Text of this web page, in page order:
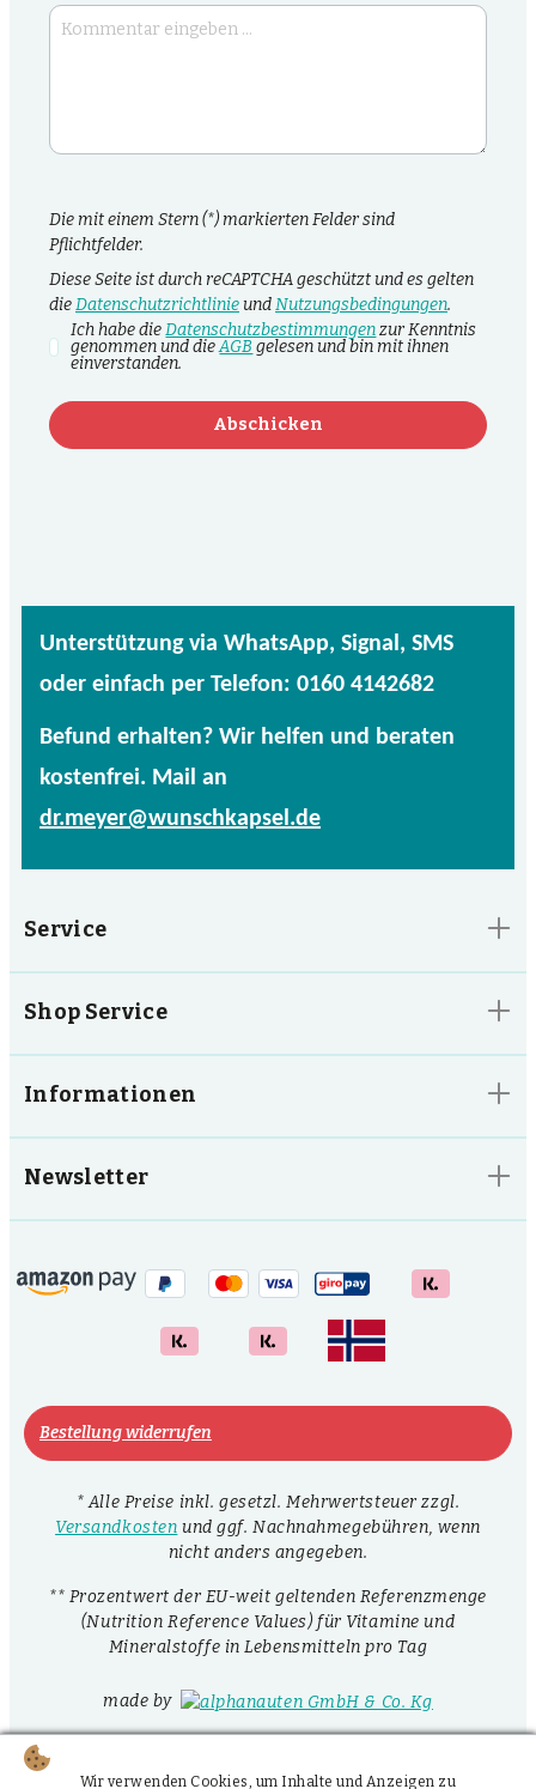
Die mit einem Stern (*) markierten Felder sind
Pflichtfelder.
Diese Seite ist durch reCAPTCHA geschützt und es gelten
dieDatenschutzrichtlinieundNutzungsbedingungen.
Ich habe dieDatenschutzbestimmungenzur Kenntnis
genommen und dieAGB gelesen und bin mit ihnen
einverstanden.
Abschicken
Unterstützung via WhatsApp, Signal, SMS
oder einfach per Telefon: 0160 4142682
Befund erhalten? Wir helfen und beraten
kostenfrei. Mail an
dr.meyer@wunschkapsel.de
Service
Shop Service
Informationen
Newsletter
Bestellung widerrufen
* Alle Preise inkl. gesetzl. Mehrwertsteuer zzgl.
Versandkosten und ggf. Nachnahmegebühren, wenn
nicht anders angegeben.
** Prozentwert der EU-weit geltenden Referenzmenge
(Nutrition Reference Values) für Vitamine und
Mineralstoffe in Lebensmitteln pro Tag
made by
Wir verwenden Cookies, um Inhalte und Anzeigen zu